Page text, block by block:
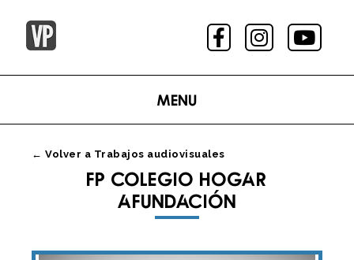
Menu
← Volver a Trabajos audiovisuales
FP COLEGIO HOGAR
AFUNDACIÓN